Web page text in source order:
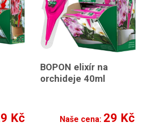
Kč
BOPON elixír na
orchideje 40ml
Naše cena: 29 Kč